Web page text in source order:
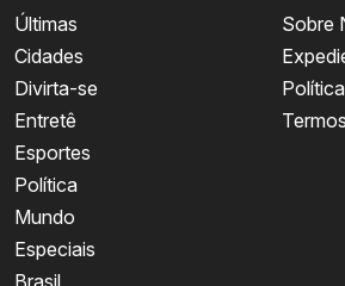
Últimas
Cidades
Divirta-se
Entretê
Esportes
Política
Mundo
Especiais
Brasil
Sobre